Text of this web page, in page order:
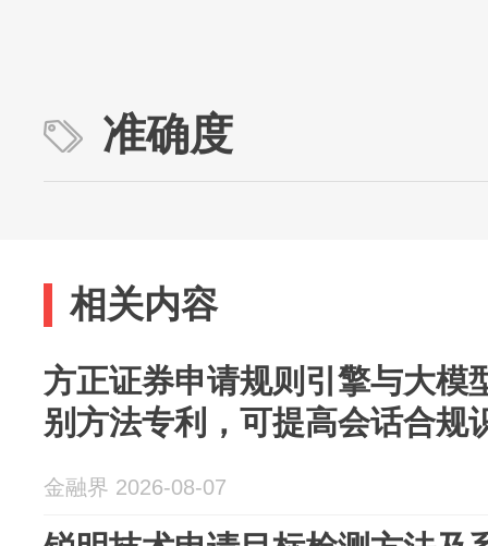
准确度
相关内容
方正证券申请规则引擎与大模
别方法专利，可提高会话合规
金融界 2026-08-07